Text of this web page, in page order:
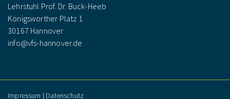
Lehrstuhl Prof. Dr. Buck-Heeb
Königsworther Platz 1
30167 Hannover
info@vfs-hannover.de
Impressum | Datenschutz